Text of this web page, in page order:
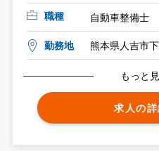
職種
自動車整備士
勤務地 熊本県人吉市
もっと
求人の